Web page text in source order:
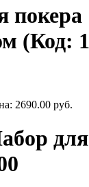
(Код:
2690.00 руб.